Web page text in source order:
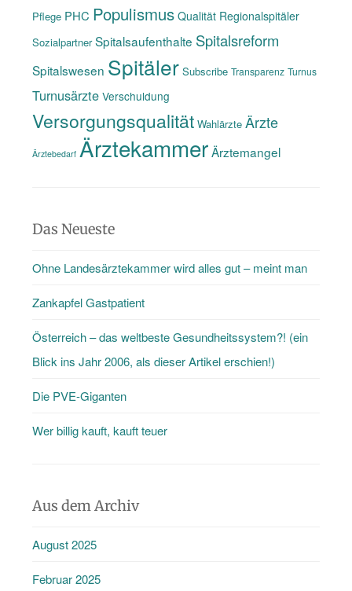
Pflege PHC Populismus Qualität Regionalspitäler
Sozialpartner Spitalsaufenthalte Spitalsreform
Spitalswesen Spitäler Subscribe Transparenz Turnus
Turnusärzte Verschuldung
Versorgungsqualität Wahlärzte Ärzte
Ärztebedarf ÄrztekammerÄrztemangel
Das Neueste
Ohne Landesärztekammer wird alles gut – meint man
Zankapfel Gastpatient
Österreich – das weltbeste Gesundheitssystem?! (ein
Blick ins Jahr 2006, als dieser Artikel erschien!)
Die PVE-Giganten
Wer billig kauft, kauft teuer
Aus dem Archiv
August 2025
Februar 2025